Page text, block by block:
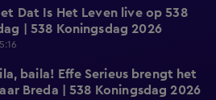
Dat Is Het Leven live op 538
| 538 Koningsdag 2026
baila! Effe Serieus brengt het
Breda | 538 Koningsdag 2026